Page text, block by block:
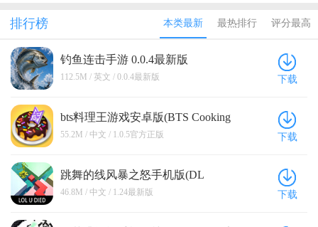
版2026
本2026(Toca
Life World)
排行榜 本类最新 最热排行 评分最高
钓鱼连击手游 0.0.4最新版
112.5M / 英文 / 0.0.4最新版 下载
bts料理王游戏安卓版(BTS Cooking
OnC) 1.0.5官方正版
55.2M / 中文 / 1.0.5官方正版 下载
跳舞的线风暴之怒手机版(DL
Fanmade By yezhiyi) 1.24最新版
46.8M / 中文 / 1.24最新版 下载